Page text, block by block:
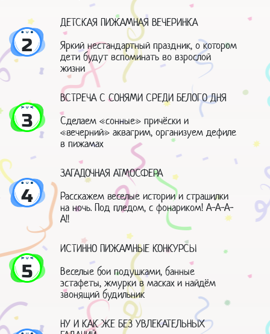
2
ДЕТСКАЯ ПИЖАМНАЯ ВЕЧЕРИНКА
Яркий нестандартный праздник, о котором
дети будут вспоминать во взрослой
жизни
3
ВСТРЕЧА С СОНЯМИ СРЕДИ БЕЛОГО ДНЯ
Сделаем «сонные» причёски и
«вечерний» аквагрим, организуем дефиле
в пижамах
4
ЗАГАДОЧНАЯ АТМОСФЕРА
Расскажем веселые истории и страшилки
на ночь. Под пледом, с фонариком! А-А-А-
А!!
5
ИСТИННО ПИЖАМНЫЕ КОНКУРСЫ
Веселые бои подушками, банные
эстафеты, жмурки в масках и найдём
звонящий будильник
НУ И КАК ЖЕ БЕЗ УВЛЕКАТЕЛЬНЫХ